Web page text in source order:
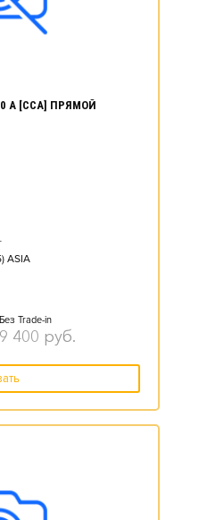
А [CCA] ПРЯМОЙ
ASIA
Без Trade-in
9 400 руб.